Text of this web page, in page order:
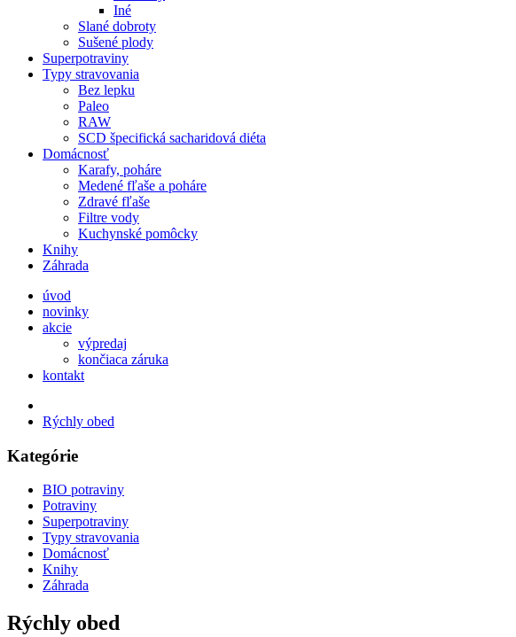
Iné
Slané dobroty
Sušené plody
Superpotraviny
Typy stravovania
Bez lepku
Paleo
RAW
SCD špecifická sacharidová diéta
Domácnosť
Karafy, poháre
Medené fľaše a poháre
Zdravé fľaše
Filtre vody
Kuchynské pomôcky
Knihy
Záhrada
úvod
novinky
akcie
výpredaj
končiaca záruka
kontakt
Rýchly obed
Kategórie
BIO potraviny
Potraviny
Superpotraviny
Typy stravovania
Domácnosť
Knihy
Záhrada
Rýchly obed